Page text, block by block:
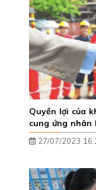
Quyền lợi của
cung ứng
27/07/2023